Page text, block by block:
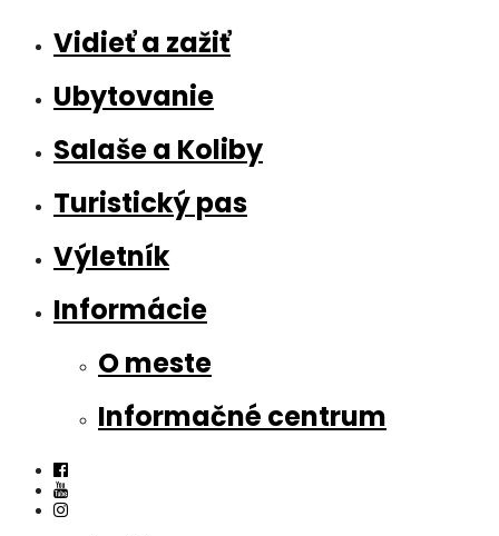
Vidieť a zažiť
Ubytovanie
Salaše a Koliby
Turistický pas
Výletník
Informácie
O meste
Informačné centrum